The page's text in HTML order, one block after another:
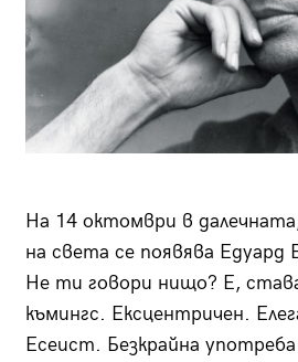
На 14 октомври в
на света се появява Едуард
Не ти говори нищо? Е,
къмингс. Ексцентричен.
Есеист. Безкрайна